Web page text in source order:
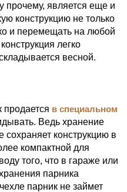
прочему, является еще и
конструкцию не только
и перемещать на любой
легко
весной.
продается в специальном
Ведь хранение
сохраняет конструкцию в
компактной для
того, что в гараже или
парника
парник не займет